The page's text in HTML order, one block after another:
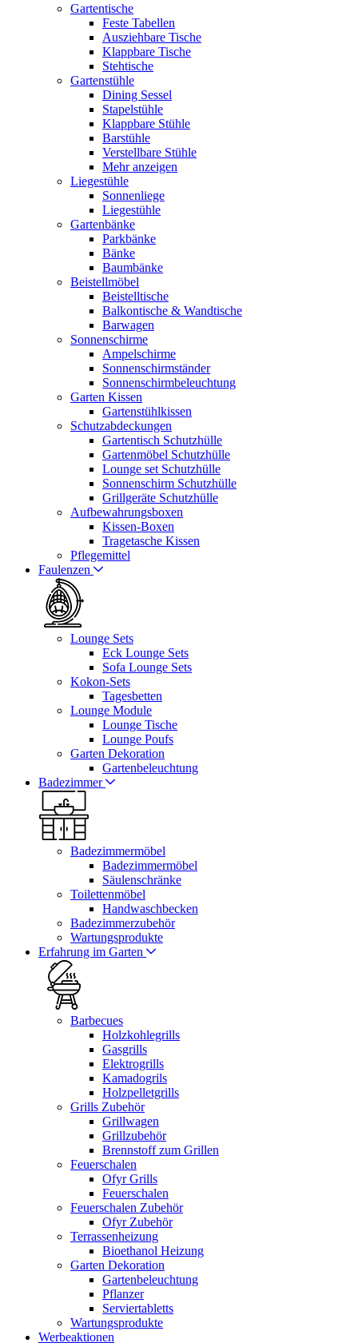
Gartentische
Feste Tabellen
Ausziehbare Tische
Klappbare Tische
Stehtische
Gartenstühle
Dining Sessel
Stapelstühle
Klappbare Stühle
Barstühle
Verstellbare Stühle
Mehr anzeigen
Liegestühle
Sonnenliege
Liegestühle
Gartenbänke
Parkbänke
Bänke
Baumbänke
Beistellmöbel
Beistelltische
Balkontische & Wandtische
Barwagen
Sonnenschirme
Ampelschirme
Sonnenschirmständer
Sonnenschirmbeleuchtung
Garten Kissen
Gartenstühlkissen
Schutzabdeckungen
Gartentisch Schutzhülle
Gartenmöbel Schutzhülle
Lounge set Schutzhülle
Sonnenschirm Schutzhülle
Grillgeräte Schutzhülle
Aufbewahrungsboxen
Kissen-Boxen
Tragetasche Kissen
Pflegemittel
Faulenzen
Lounge Sets
Eck Lounge Sets
Sofa Lounge Sets
Kokon-Sets
Tagesbetten
Lounge Module
Lounge Tische
Lounge Poufs
Garten Dekoration
Gartenbeleuchtung
Badezimmer
Badezimmermöbel
Badezimmermöbel
Säulenschränke
Toilettenmöbel
Handwaschbecken
Badezimmerzubehör
Wartungsprodukte
Erfahrung im Garten
Barbecues
Holzkohlegrills
Gasgrills
Elektrogrills
Kamadogrils
Holzpelletgrills
Grills Zubehör
Grillwagen
Grillzubehör
Brennstoff zum Grillen
Feuerschalen
Ofyr Grills
Feuerschalen
Feuerschalen Zubehör
Ofyr Zubehör
Terrassenheizung
Bioethanol Heizung
Garten Dekoration
Gartenbeleuchtung
Pflanzer
Serviertabletts
Wartungsprodukte
Werbeaktionen